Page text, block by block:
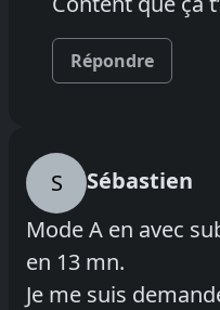
Répondre
S
Sébastien
Mode A en avec
en 13 mn.
Je me suis